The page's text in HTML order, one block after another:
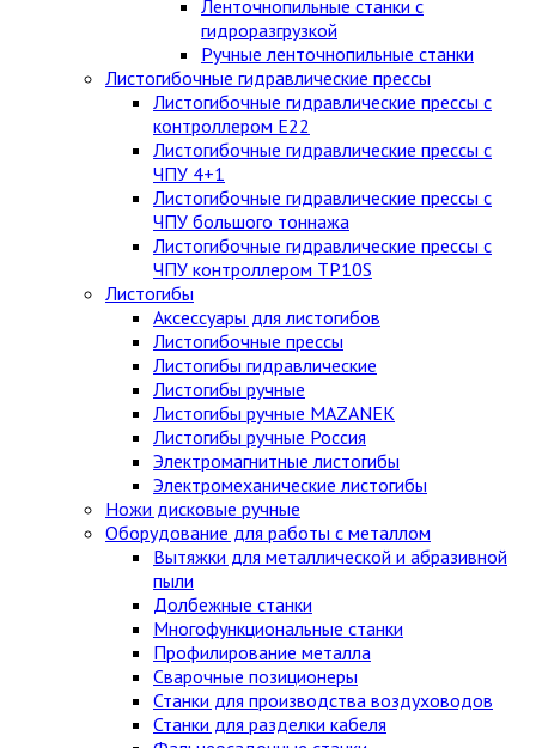
Ленточнопильные станки с
гидроразгрузкой
Ручные ленточнопильные станки
Листогибочные гидравлические прессы
Листогибочные гидравлические прессы с
контроллером E22
Листогибочные гидравлические прессы с
ЧПУ 4+1
Листогибочные гидравлические прессы с
ЧПУ большого тоннажа
Листогибочные гидравлические прессы с
ЧПУ контроллером TP10S
Листогибы
Аксессуары для листогибов
Листогибочные прессы
Листогибы гидравлические
Листогибы ручные
Листогибы ручные MAZANEK
Листогибы ручные Россия
Электромагнитные листогибы
Электромеханические листогибы
Ножи дисковые ручные
Оборудование для работы с металлом
Вытяжки для металлической и абразивной
пыли
Долбежные станки
Многофункциональные станки
Профилирование металла
Сварочные позиционеры
Станки для производства воздуховодов
Станки для разделки кабеля